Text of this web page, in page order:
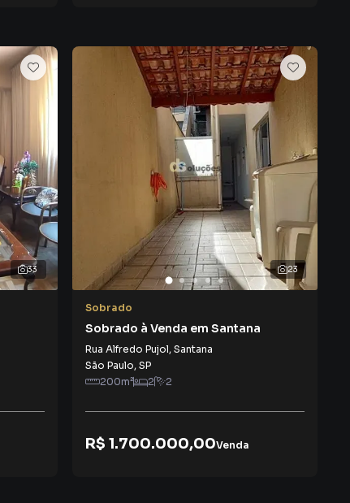
33 23
Sobrado
Sobrado à Venda em Santana
Rua Alfredo Pujol, Santana
São Paulo, SP
200m² 2 2
R$ 1.700.000,00Venda